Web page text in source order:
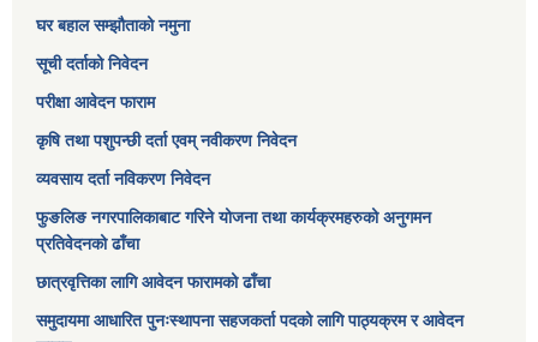
घर बहाल सम्झौताको नमुना
सूची दर्ताको निवेदन
परीक्षा आवेदन फाराम
कृषि तथा पशुपन्छी दर्ता एवम् नवीकरण निवेदन
व्यवसाय दर्ता नविकरण निवेदन
फुङलिङ नगरपालिकाबाट गरिने योजना तथा कार्यक्रमहरुको अनुगमन
प्रतिवेदनको ढाँचा
छात्रवृत्तिका लागि आवेदन फारामको ढाँचा
समुदायमा आधारित पुनःस्थापना सहजकर्ता पदको लागि पाठ्यक्रम र आवेदन